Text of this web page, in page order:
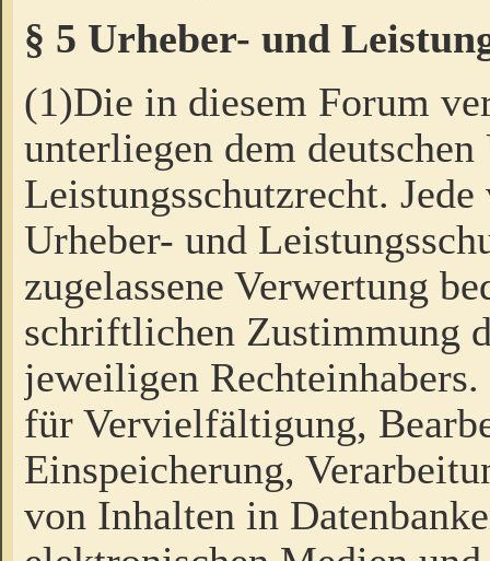
§ 5 Urheber- und
(1)Die in diesem Forum
unterliegen dem
Leistungsschutzrecht.
Urheber- und
zugelassene Verwertung
schriftlichen Zustimmung
jeweiligen
für Vervielfältigung,
Einspeicherung,
von Inhalten in